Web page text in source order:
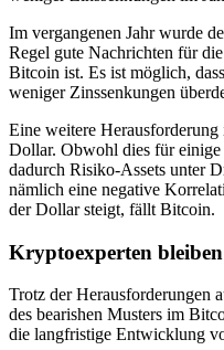
Im vergangenen Jahr wurde
Regel gute Nachrichten für
Bitcoin ist. Es ist möglich,
weniger Zinssenkungen
Eine weitere
Dollar. Obwohl dies für einige
dadurch Risiko-Assets unter
nämlich eine negative
der Dollar steigt, fällt Bitcoin.
Kryptoexperten
Trotz der Herausforderungen
des bearishen Musters im
die langfristige Entwicklung